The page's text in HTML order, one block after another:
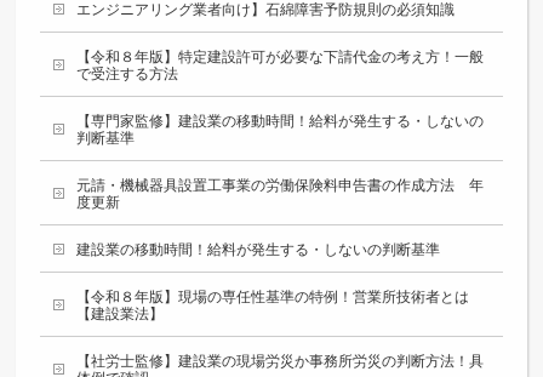
エンジニアリング業者向け】石綿障害予防規則の必須知識
【令和８年版】特定建設許可が必要な下請代金の考え方！一般
で受注する方法
【専門家監修】建設業の移動時間！給料が発生する・しないの
判断基準
元請・機械器具設置工事業の労働保険料申告書の作成方法 年
度更新
建設業の移動時間！給料が発生する・しないの判断基準
【令和８年版】現場の専任性基準の特例！営業所技術者とは
【建設業法】
【社労士監修】建設業の現場労災か事務所労災の判断方法！具